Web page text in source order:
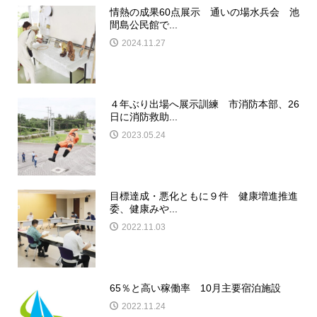
情熱の成果60点展示 通いの場水兵会 池
間島公民館で...
2024.11.27
４年ぶり出場へ展示訓練 市消防本部、26
日に消防救助...
2023.05.24
目標達成・悪化ともに９件 健康増進推進
委、健康みや...
2022.11.03
65％と高い稼働率 10月主要宿泊施設
2022.11.24